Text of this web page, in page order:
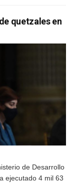
quetzales en
de Desarrollo
ejecutado 4 mil 63